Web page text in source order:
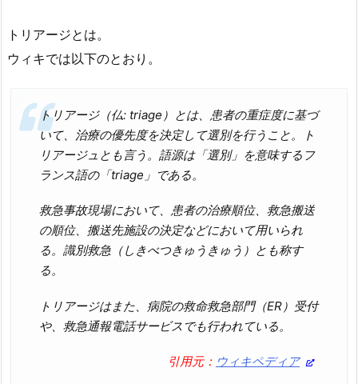
トリアージとは。
ウィキでは以下のとおり。
トリアージ（仏: triage）とは、患者の重症度に基づ
いて、治療の優先度を決定して選別を行うこと。ト
リアージュとも言う。語源は「選別」を意味するフ
ランス語の「triage」である。
救急事故現場において、患者の治療順位、救急搬送
の順位、搬送先施設の決定などにおいて用いられ
る。識別救急（しきべつきゅうきゅう）とも称す
る。
トリアージはまた、病院の救命救急部門（ER）受付
や、救急通報電話サービスでも行われている。
引用元： ウィキペディア